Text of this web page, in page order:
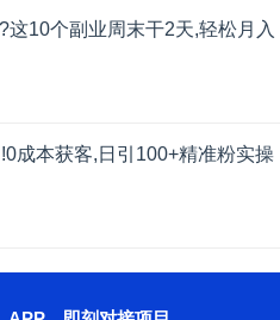
10个副业周末干2天,轻松月入
成本获客,日引100+精准粉实操